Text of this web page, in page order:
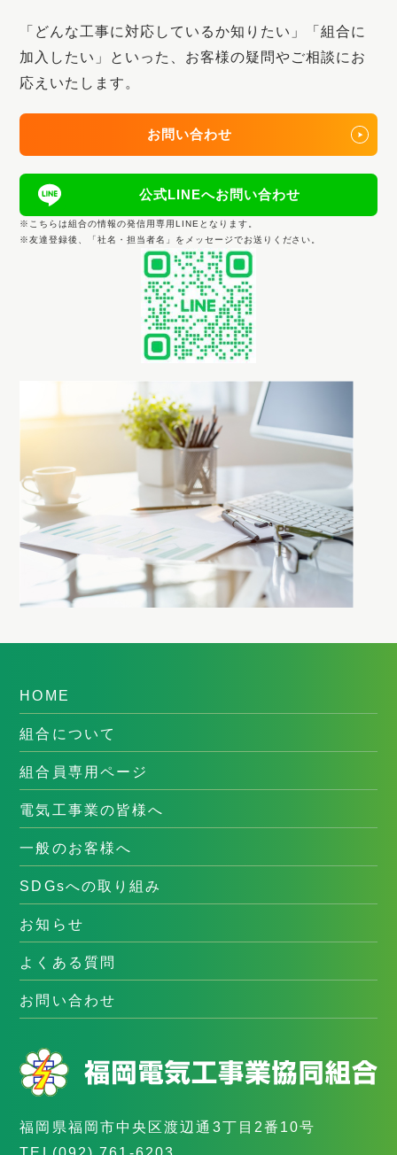
「どんな工事に対応しているか知りたい」「組合に
加入したい」といった、 お客様の疑問やご相談にお
応えいたします。
お問い合わせ
公式LINEへお問い合わせ
※こちらは組合の情報の発信用専用LINEとなります。
※友達登録後、「社名・担当者名」をメッセージでお送りください。
福岡県福岡市中央区渡辺通3丁目2番10号
HOME
組合について
組合員専用ページ
電気工事業の皆様へ
一般のお客様へ
SDGsへの取り組み
お知らせ
よくある質問
お問い合わせ